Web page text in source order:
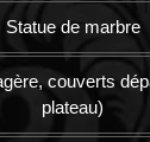
Statue de marbre
couverts
plateau)